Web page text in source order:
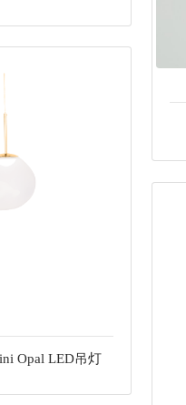
Opal LED吊灯